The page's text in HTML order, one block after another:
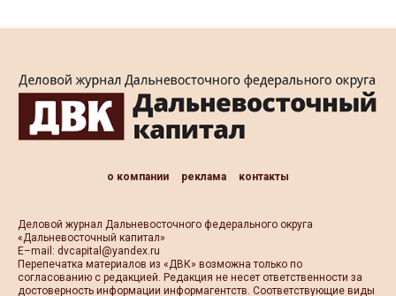
о компании реклама контакты
Деловой журнал Дальневосточного федерального округа
«Дальневосточный капитал»
Е–mail: dvcapital@yandex.ru
Перепечатка материалов из «ДВК» возможна только по
согласованию с редакцией. Редакция не несет ответственности за
достоверность информации информагентств. Соответствующие виды